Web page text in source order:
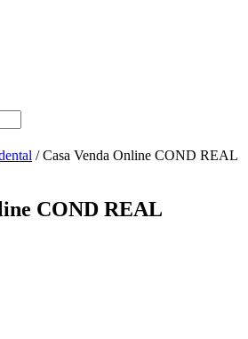
/ Casa Venda Online COND REAL
COND REAL